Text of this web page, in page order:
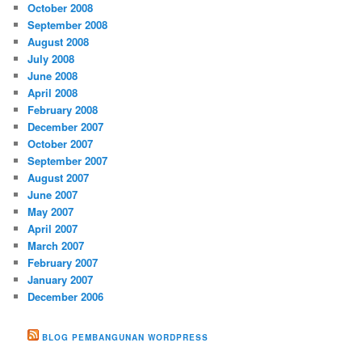
October 2008
September 2008
August 2008
July 2008
June 2008
April 2008
February 2008
December 2007
October 2007
September 2007
August 2007
June 2007
May 2007
April 2007
March 2007
February 2007
January 2007
December 2006
BLOG PEMBANGUNAN WORDPRESS